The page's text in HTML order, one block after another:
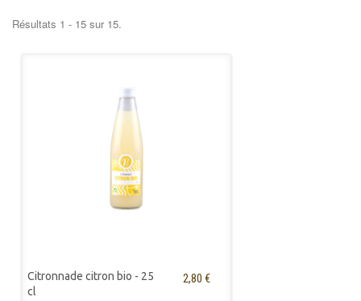
Résultats 1 - 15 sur 15.
Citronnade citron bio - 25
cl
2,80 €